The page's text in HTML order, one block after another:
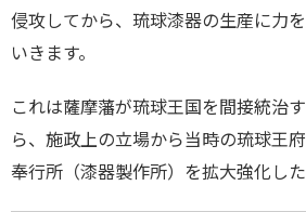
侵攻してから、琉球漆器の生産に力
いきます。
これは薩摩藩が琉球王国を間接統治
ら、施政上の立場から当時の琉球王
奉行所（漆器製作所）を拡大強化した